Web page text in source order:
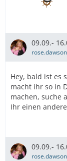
09.09.-
rose.dawson
Hey, bald ist es
macht ihr so in
machen, suche
Ihr einen
09.09.-
rose.dawson